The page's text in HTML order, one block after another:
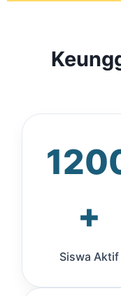
+
Siswa Aktif